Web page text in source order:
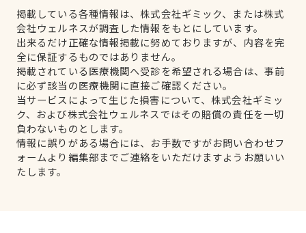
掲載している各種情報は、株式会社ギミック、または株式
会社ウェルネスが調査した情報をもとにしています。
出来るだけ正確な情報掲載に努めておりますが、内容を完
全に保証するものではありません。
掲載されている医療機関へ受診を希望される場合は、事前
に必ず該当の医療機関に直接ご確認ください。
当サービスによって生じた損害について、株式会社ギミッ
ク、および株式会社ウェルネスではその賠償の責任を一切
負わないものとします。
情報に誤りがある場合には、お手数ですがお問い合わせフ
ォームより編集部までご連絡をいただけますようお願いい
たします。